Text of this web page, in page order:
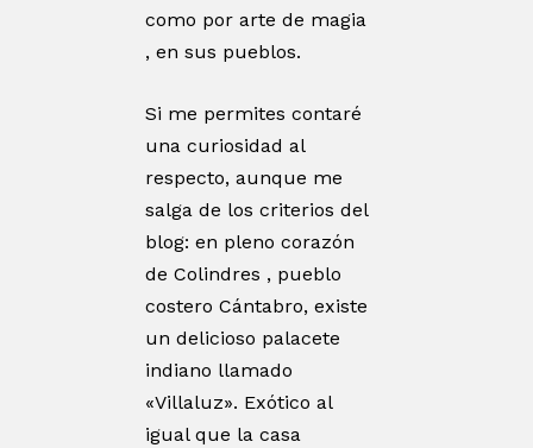
como por arte de magia
, en sus pueblos.
Si me permites contaré
una curiosidad al
respecto, aunque me
salga de los criterios del
blog: en pleno corazón
de Colindres , pueblo
costero Cántabro, existe
un delicioso palacete
indiano llamado
«Villaluz». Exótico al
igual que la casa